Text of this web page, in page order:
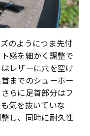
のようにつま先付
感を細かく調整で
レザーに穴を空け
までのシューホー
らに足首部分はフ
気を抜いていな
し、同時に耐久性